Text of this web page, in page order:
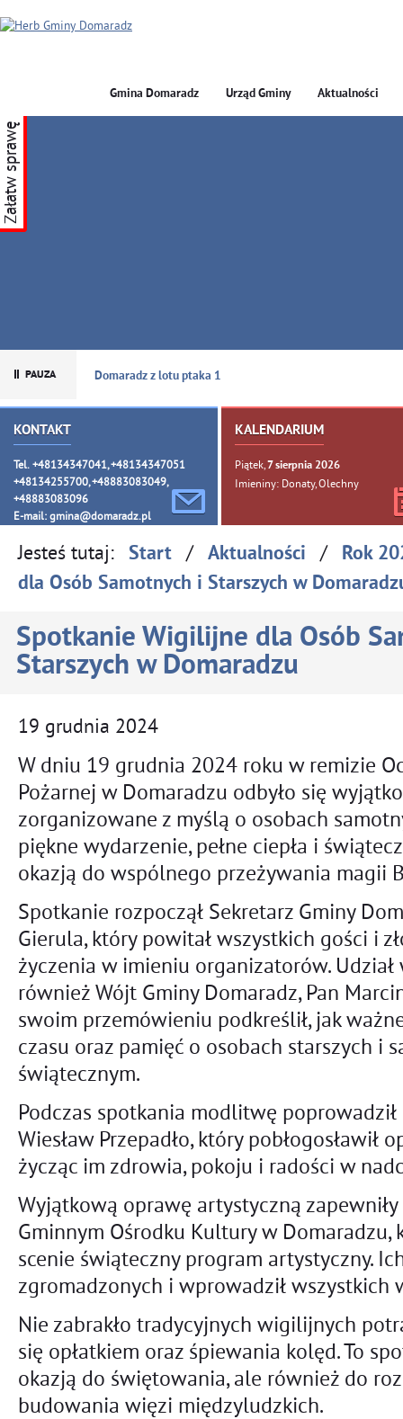
GMINA DOMARADZ
Gmina Domaradz Urząd Gminy Aktualności
Domaradz z lotu ptaka 1
KONTAKT
Tel. +48134347041, +48134347051
+48134255700, +48883083049,
+48883083096
E-mail: gmina@domaradz.pl
KALENDARIUM
Piątek, 7sierpnia 2026
Imieniny: Donaty, Olechny
Załatw sprawę
Jesteś tutaj: Start / Aktualności / Rok
dla Osób Samotnych i Starszych w
Spotkanie Wigilijne dla Osób
Starszych w Domaradzu
19 grudnia 2024
W dniu 19 grudnia 2024 roku w remizie
Pożarnej w Domaradzu odbyło się
zorganizowane z myślą o osobach
piękne wydarzenie, pełne ciepła i
okazją do wspólnego przeżywania magii
Spotkanie rozpoczął Sekretarz Gminy
Gierula, który powitał wszystkich gości i
życzenia w imieniu organizatorów.
również Wójt Gminy Domaradz, Pan
swoim przemówieniu podkreślił, jak
czasu oraz pamięć o osobach starszych i
świątecznym.
Podczas spotkania modlitwę poprowadził
Wiesław Przepadło, który pobłogosławił
życząc im zdrowia, pokoju i radości w
Wyjątkową oprawę artystyczną
Gminnym Ośrodku Kultury w Domaradzu,
scenie świąteczny program artystyczny.
zgromadzonych i wprowadził wszystkich
Nie zabrakło tradycyjnych wigilijnych
się opłatkiem oraz śpiewania kolęd. To
okazją do świętowania, ale również do
budowania więzi międzyludzkich.